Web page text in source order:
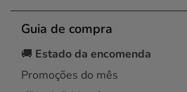
Guia de compra
🚚 Estado da encomenda
Promoções do mês